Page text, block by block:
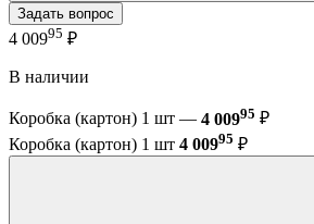
Задать вопрос
4 00995 ₽
В наличии
Коробка (картон) 1 шт — 4 00995 ₽
Коробка (картон) 1 шт 4 00995 ₽